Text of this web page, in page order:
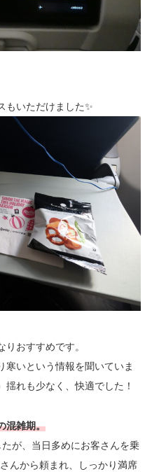
もいただけました✨
おすすめです。
寒いという情報を聞いていま
揺れも少なく、快適でした！
混雑期。
が、当日多めにお客さんを乗
んから頼まれ、しっかり満席